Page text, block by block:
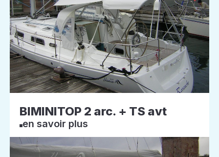
BIMINITOP 2 arc. + TS avt
en savoir plus